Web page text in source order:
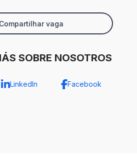
Compartilhar vaga
SOBRE NOSOTROS
LinkedIn Facebook